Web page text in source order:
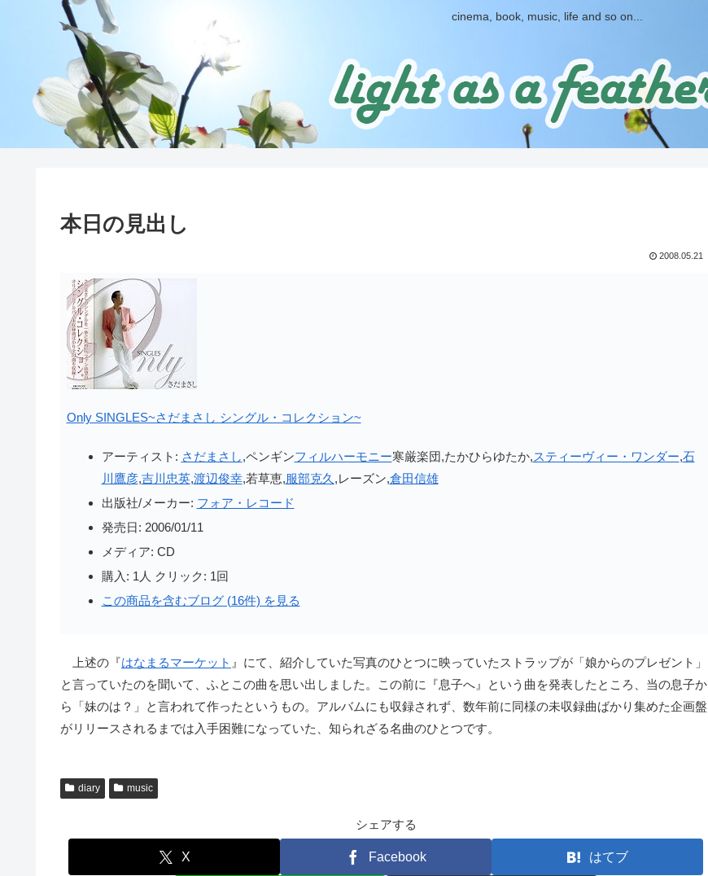
cinema, book, music, life and so on...
本日の見出し
2008.05.21
Only SINGLES~さだまさし シングル・コレクション~
アーティスト: さだまさし,ペンギンフィルハーモニー寒厳楽団,たかひらゆたか,スティーヴィー・ワンダー,石
川鷹彦,吉川忠英,渡辺俊幸,若草恵,服部克久 ,レーズン,倉田信雄
出版社/メーカー: フォア・レコード
発売日: 2006/01/11
メディア: CD
購入 : 1人 クリック: 1回
この商品を含むブログ (16件) を見る
上述の『はなまるマーケット 』にて、紹介していた写真のひとつに映っていたストラップが「娘からのプレゼント」
と言っていたのを聞いて、ふとこの曲を思い出しました。この前に『息子へ』という曲を発表したところ、当の息子か
ら「妹のは？」と言われて作ったというもの。アルバムにも収録されず、数年前に同様の未収録曲ばかり集めた企画盤
がリリースされるまでは入手困難になっていた、知られざる名曲のひとつです。
diary music
シェアする
X Facebook はてブ